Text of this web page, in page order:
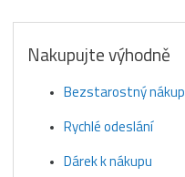
Nakupujte výhodně
Bezstarostný nákup
Rychlé odeslání
Dárek k nákupu